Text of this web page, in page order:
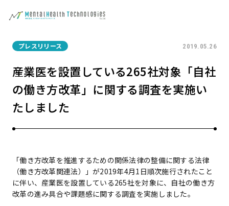
プレスリリース 2019.05.26
産業医を設置している265社対象「自社
の働き方改革」に関する調査を実施い
たしました
「働き方改革を推進するための関係法律の整備に関する法律
（働き方改革関連法）」が2019年4月1日順次施行されたこと
に伴い、産業医を設置している265社を対象に、自社の働き方
改革の進み具合や課題感に関する調査を実施しました。